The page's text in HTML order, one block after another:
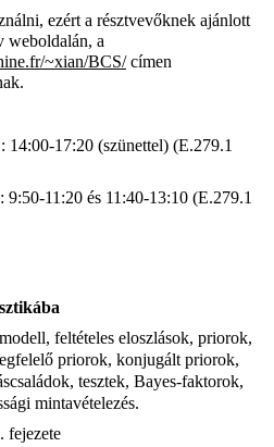
ezért a résztvevőknek ajánlott
weboldalán, a
~xian/BCS/címen
17:20 (szünettel) (E.279.1
11:20 és 11:40-13:10 (E.279.1
feltételes eloszlások, priorok,
priorok, konjugált priorok,
tesztek, Bayes-faktorok,
mintavételezés.
fejezete